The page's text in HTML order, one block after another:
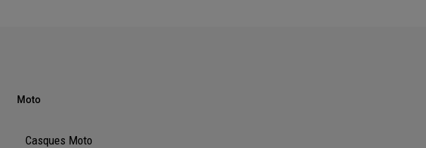
Moto
Casques Moto